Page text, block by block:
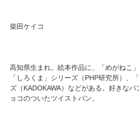
柴田ケイコ
高知県生まれ。絵本作品に、「めがねこ
「しろくま」シリーズ（PHP研究所）、
ズ（KADOKAWA）などがある。好きな
ョコのついたツイストパン。